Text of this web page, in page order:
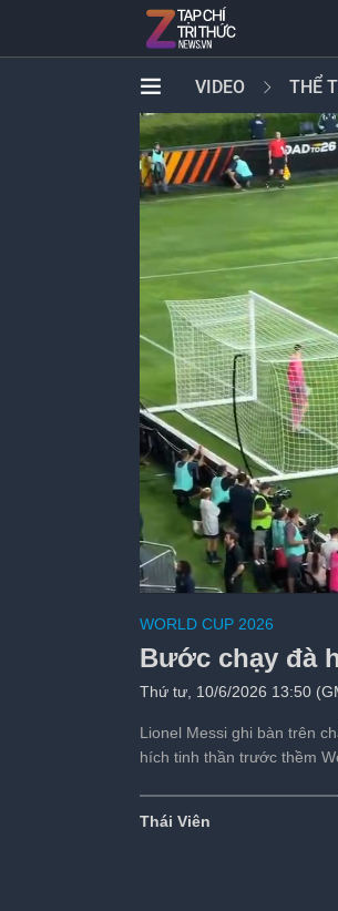
VIDEO THỂ
Tiếp
WORLD CUP 2026
Bước chạy đà
Thứ tư, 10/6/2026 13:50
Lionel Messi ghi bàn trên
hích tinh thần trước thềm
Thái Viên